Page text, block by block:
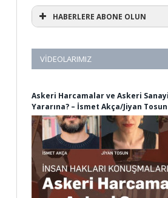
HABERLERE ABONE OLUN
VIDEOLARIMIZ
Askeri Harcamalar ve Askeri
Yararına? – İsmet Akça/Jiyan